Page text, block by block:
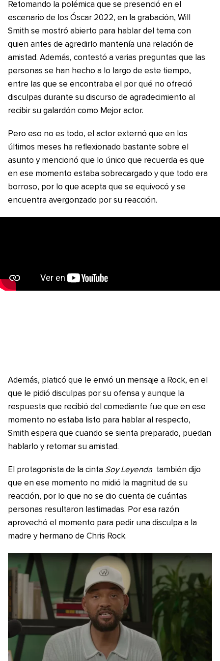
Retomando la polémica que se presenció en el
escenario de los Óscar 2022, en la grabación, Will
Smith se mostró abierto para hablar del tema con
quien antes de agredirlo mantenía una relación de
amistad. Además, contestó a varias preguntas que las
personas se han hecho a lo largo de este tiempo,
entre las que se encontraba el por qué no ofreció
disculpas durante su discurso de agradecimiento al
recibir su galardón como Mejor actor.
Pero eso no es todo, el actor externó que en los
últimos meses ha reflexionado bastante sobre el
asunto y mencionó que lo único que recuerda es que
en ese momento estaba sobrecargado y que todo era
borroso, por lo que acepta que se equivocó y se
encuentra avergonzado por su reacción.
Además, platicó que le envió un mensaje a Rock, en el
que le pidió disculpas por su ofensa y aunque la
respuesta que recibió del comediante fue que en ese
momento no estaba listo para hablar al respecto,
Smith espera que cuando se sienta preparado, puedan
hablarlo y retomar su amistad.
El protagonista de la cinta Soy Leyenda también dijo
que en ese momento no midió la magnitud de su
reacción, por lo que no se dio cuenta de cuántas
personas resultaron lastimadas. Por esa razón
aprovechó el momento para pedir una disculpa a la
madre y hermano de Chris Rock.